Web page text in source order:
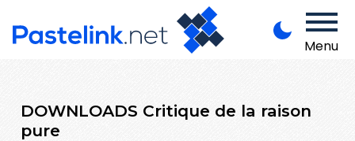
Menu
DOWNLOADS Critique de la raison
pure